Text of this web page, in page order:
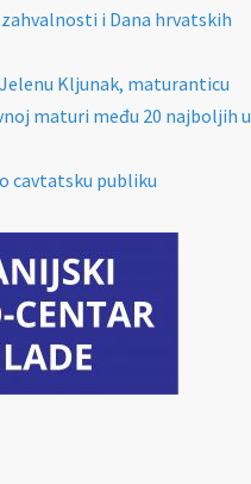
i Dana hrvatskih
Kljunak, maturanticu
maturi među 20 najboljih u
cavtatsku publiku